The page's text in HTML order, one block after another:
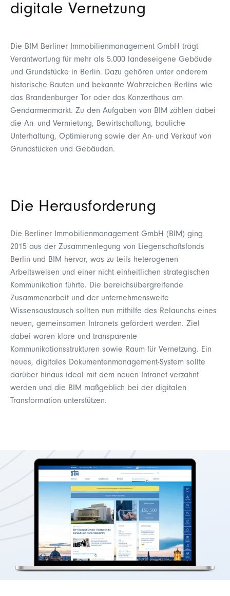
digitale Vernetzung
Die BIM Berliner Immobilienmanagement GmbH trägt
Verantwortung für mehr als 5.000 landeseigene Gebäude
und Grundstücke in Berlin. Dazu gehören unter anderem
historische Bauten und bekannte Wahrzeichen Berlins wie
das Brandenburger Tor oder das Konzerthaus am
Gendarmenmarkt. Zu den Aufgaben von BIM zählen dabei
die An- und Vermietung, Bewirtschaftung, bauliche
Unterhaltung, Optimierung sowie der An- und Verkauf von
Grundstücken und Gebäuden.
Die Herausforderung
Die Berliner Immobilienmanagement GmbH (BIM) ging
2015 aus der Zusammenlegung von Liegenschaftsfonds
Berlin und BIM hervor, was zu teils heterogenen
Arbeitsweisen und einer nicht einheitlichen strategischen
Kommunikation führte. Die bereichsübergreifende
Zusammenarbeit und der unternehmensweite
Wissensaustausch sollten nun mithilfe des Relaunchs eines
neuen, gemeinsamen Intranets gefördert werden. Ziel
dabei waren klare und transparente
Kommunikationsstrukturen sowie Raum für Vernetzung. Ein
neues, digitales Dokumentenmanagement-System sollte
darüber hinaus ideal mit dem neuen Intranet verzahnt
werden und die BIM maßgeblich bei der digitalen
Transformation unterstützen.